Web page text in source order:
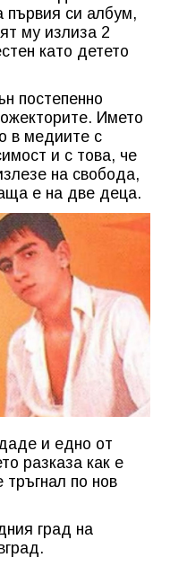
първия си албум,
му излиза 2
като детето
постепенно
Името
в медиите с
и с това, че
на свобода,
е на две деца.
и едно от
разказа как е
по нов
град на